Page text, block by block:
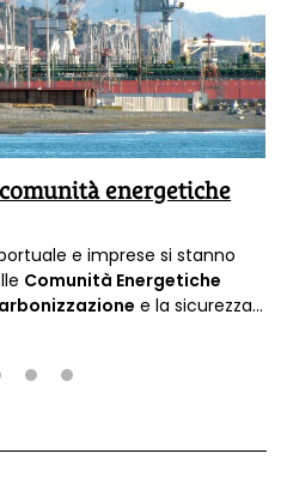
energetiche
e imprese si stanno
Comunità Energetiche
e la sicurezza